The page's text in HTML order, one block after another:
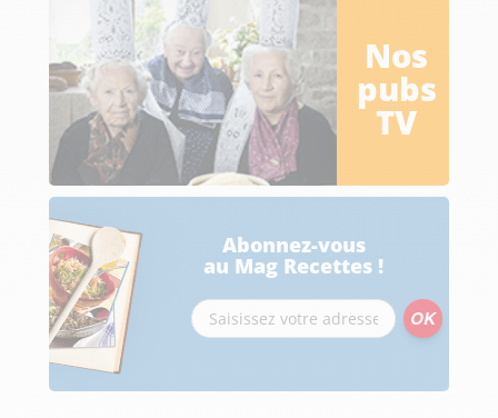
Nos
pubs
TV
Abonnez-vous
au Mag Recettes !